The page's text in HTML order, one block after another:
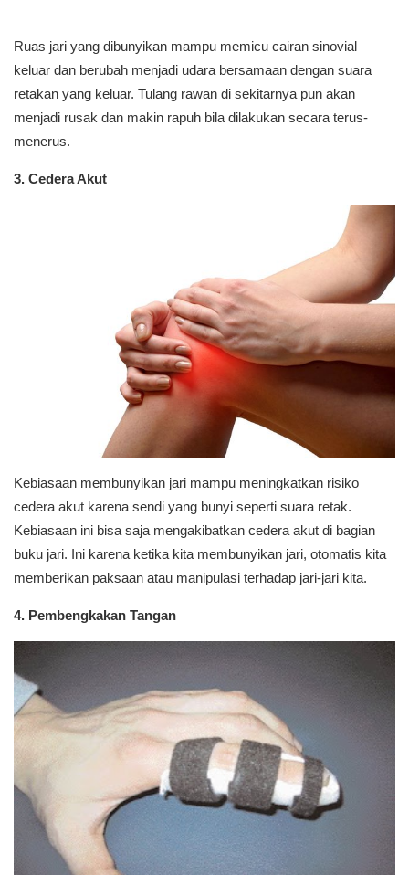
Ruas jari yang dibunyikan mampu memicu cairan sinovial
keluar dan berubah menjadi udara bersamaan dengan suara
retakan yang keluar. Tulang rawan di sekitarnya pun akan
menjadi rusak dan makin rapuh bila dilakukan secara terus-
menerus.
3. Cedera Akut
Kebiasaan membunyikan jari mampu meningkatkan risiko
cedera akut karena sendi yang bunyi seperti suara retak.
Kebiasaan ini bisa saja mengakibatkan cedera akut di bagian
buku jari. Ini karena ketika kita membunyikan jari, otomatis kita
memberikan paksaan atau manipulasi terhadap jari-jari kita.
4. Pembengkakan Tangan